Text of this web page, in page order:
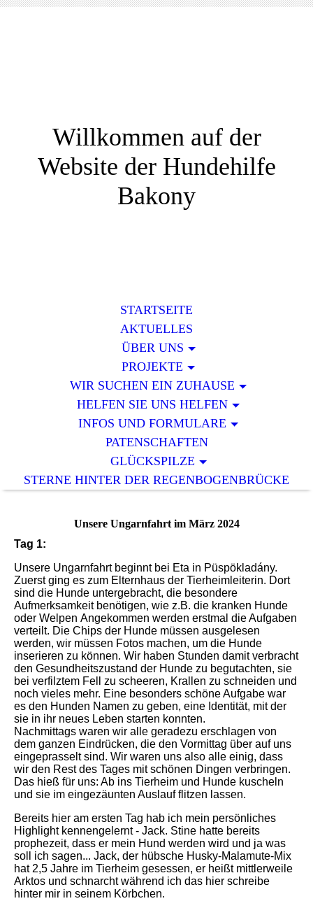
Willkommen auf der
Website der Hundehilfe
Bakony
STARTSEITE
AKTUELLES
ÜBER UNS
PROJEKTE
WIR SUCHEN EIN ZUHAUSE
HELFEN SIE UNS HELFEN
INFOS UND FORMULARE
PATENSCHAFTEN
GLÜCKSPILZE
STERNE HINTER DER REGENBOGENBRÜCKE
Unsere Ungarnfahrt im März 2024
Tag 1:
Unsere Ungarnfahrt beginnt bei Eta in Püspökladány.
Zuerst ging es zum Elternhaus der Tierheimleiterin. Dort
sind die Hunde untergebracht, die besondere
Aufmerksamkeit benötigen, wie z.B. die kranken Hunde
oder Welpen Angekommen werden erstmal die Aufgaben
verteilt. Die Chips der Hunde müssen ausgelesen
werden, wir müssen Fotos machen, um die Hunde
inserieren zu können. Wir haben Stunden damit verbracht
den Gesundheitszustand der Hunde zu begutachten, sie
bei verfilztem Fell zu scheeren, Krallen zu schneiden und
noch vieles mehr. Eine besonders schöne Aufgabe war
es den Hunden Namen zu geben, eine Identität, mit der
sie in ihr neues Leben starten konnten.
Nachmittags waren wir alle geradezu erschlagen von
dem ganzen Eindrücken, die den Vormittag über auf uns
eingeprasselt sind. Wir waren uns also alle einig, dass
wir den Rest des Tages mit schönen Dingen verbringen.
Das hieß für uns: Ab ins Tierheim und Hunde kuscheln
und sie im eingezäunten Auslauf flitzen lassen.
Bereits hier am ersten Tag hab ich mein persönliches
Highlight kennengelernt - Jack. Stine hatte bereits
prophezeit, dass er mein Hund werden wird und ja was
soll ich sagen... Jack, der hübsche Husky-Malamute-Mix
hat 2,5 Jahre im Tierheim gesessen, er heißt mittlerweile
Arktos und schnarcht während ich das hier schreibe
hinter mir in seinem Körbchen.